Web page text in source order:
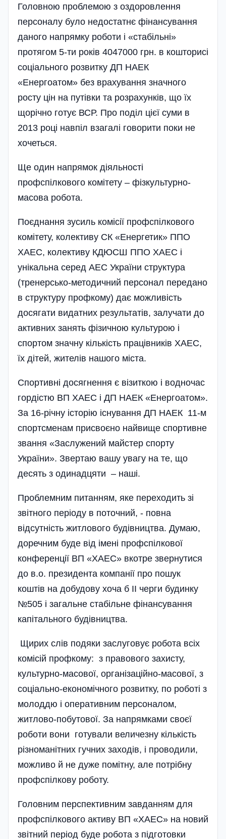
Головною проблемою з оздоровлення
персоналу було недостатнє фінансування
даного напрямку роботи і «стабільні»
протягом 5-ти років 4047000 грн. в кошторисі
соціального розвитку ДП НАЕК
«Енергоатом» без врахування значного
росту цін на путівки та розрахунків, що їх
щорічно готує ВСР. Про поділ цієї суми в
2013 році навпіл взагалі говорити поки не
хочеться.
Ще один напрямок діяльності
профспілкового комітету – фізкультурно-
масова робота.
Поєднання зусиль комісії профспілкового
комітету, колективу СК «Енергетик» ППО
ХАЕС, колективу КДЮСШ ППО ХАЕС і
унікальна серед АЕС України структура
(тренерсько-методичний персонал передано
в структуру профкому) дає можливість
досягати видатних результатів, залучати до
активних занять фізичною культурою і
спортом значну кількість працівників ХАЕС,
їх дітей, жителів нашого міста.
Спортивні досягнення є візиткою і водночас
гордістю ВП ХАЕС і ДП НАЕК «Енергоатом».
За 16-річну історію існування ДП НАЕК 11-м
спортсменам присвоєно найвище спортивне
звання «Заслужений майстер спорту
України». Звертаю вашу увагу на те, що
десять з одинадцяти – наші.
Проблемним питанням, яке переходить зі
звітного періоду в поточний, - повна
відсутність житлового будівництва. Думаю,
доречним буде від імені профспілкової
конференції ВП «ХАЕС» вкотре звернутися
до в.о. президента компанії про пошук
коштів на добудову хоча б ІІ черги будинку
№505 і загальне стабільне фінансування
капітального будівництва.
Щирих слів подяки заслуговує робота всіх
комісій профкому: з правового захисту,
культурно-масової, організаційно-масової, з
соціально-економічного розвитку, по роботі з
молоддю і оперативним персоналом,
житлово-побутової. За напрямками своєї
роботи вони готували величезну кількість
різноманітних гучних заходів, і проводили,
можливо й не дуже помітну, але потрібну
профспілкову роботу.
Головним перспективним завданням для
профспілкового активу ВП «ХАЕС» на новий
звітний період буде робота з підготовки